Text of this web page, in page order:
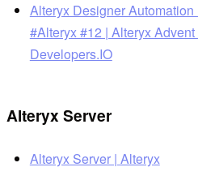
Alteryx Designer
#Alteryx #12 | Alteryx Advent
Developers.IO
Alteryx Server
Alteryx Server | Alteryx